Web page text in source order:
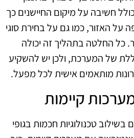
חשיבה על מיקום החיישנים כך
על האזור, כמו גם על בחירת סוגי
כל החלטה בתהליך זה יכולה
של המערכת, ולכן יש להשקיע
מותאמים אישית לכל מפעל.
קיימות
טכנולוגיות חכמות בגופי